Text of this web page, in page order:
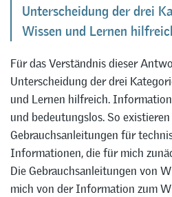
Unterscheidung der drei
Wissen und Lernen
Für das Verständnis dieser
Unterscheidung der drei
und Lernen hilfreich.
und bedeutungslos. So
Gebrauchsanleitungen für
Informationen, die für mich
Die Gebrauchsanleitungen von
mich von der Information zum